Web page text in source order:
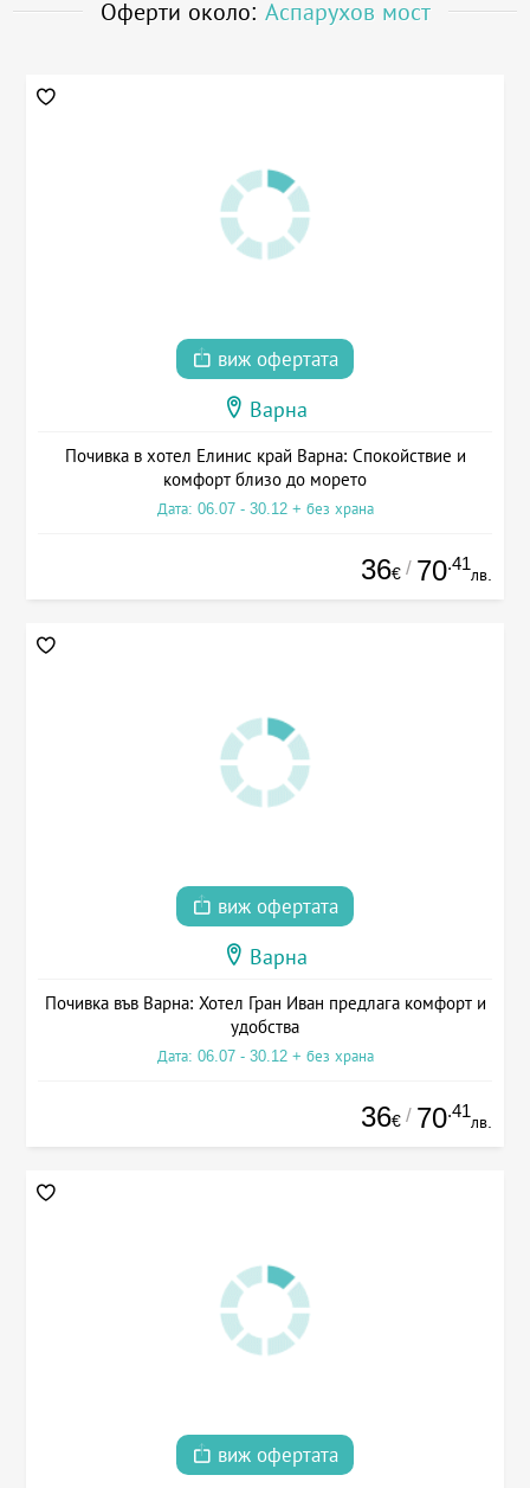
Оферти около: Аспарухов мост
виж офертата
Варна
Почивка в хотел Елинис край Варна: Спокойствие и
комфорт близо до морето
Дата: 06.07 - 30.12 + без храна
36€ / 70.41
лв.
виж офертата
Варна
Почивка във Варна: Хотел Гран Иван предлага комфорт и
удобства
Дата: 06.07 - 30.12 + без храна
36€ / 70.41
лв.
виж офертата